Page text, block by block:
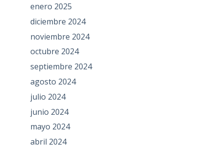
enero 2025
diciembre 2024
noviembre 2024
octubre 2024
septiembre 2024
agosto 2024
julio 2024
junio 2024
mayo 2024
abril 2024